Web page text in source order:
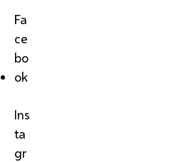
Fa
ce
bo
ok
Ins
ta
gr